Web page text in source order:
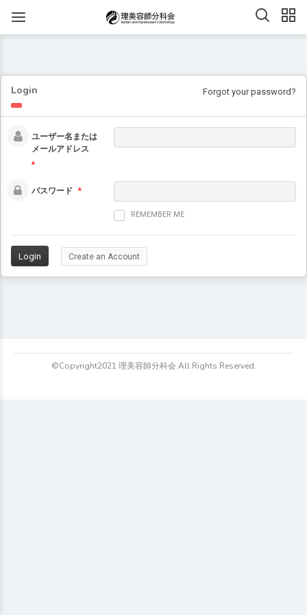
Login Forgot your password?
ユーザー名または
メールアドレス
*
パスワード *
REMEMBER ME
Create an Account
©Copyright2021 理美容師分科会.All Rights Reserved.